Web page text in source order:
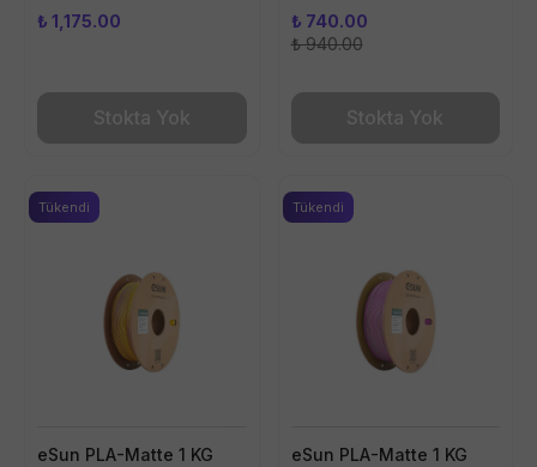
₺ 1,175.00
Stokta Yok
₺ 740.00
₺ 940.00
Stokta Yok
eSun PLA-Matte 1 KG
Tükendi
eSun PLA-Matte 1 KG
Tükendi